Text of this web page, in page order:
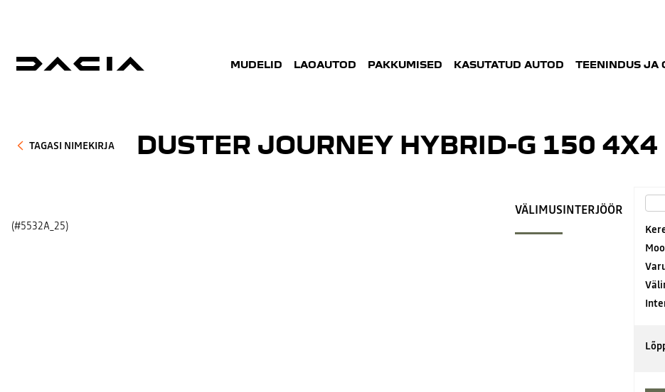
MUDELID LAOAUTOD PAKKUMISED KASUTATUD AUTOD TEENINDUS JA
TAGASI NIMEKIRJA DUSTER JOURNEY HYBRID-G 150 4X4
(#5532A_25)
VÄLIMUSINTERJÖÖR